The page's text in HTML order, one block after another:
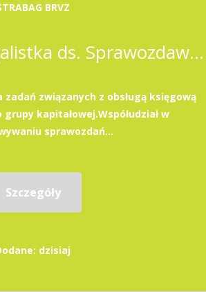
BRVZ
Specjalista / Specjalistka ds. Sprawozdawczości i Podatków
związanych z obsługą księgową
grupy kapitałowej.Współudział w
sprawozdań...
Szczegóły
dzisiaj